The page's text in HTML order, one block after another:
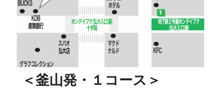
＜釜山発・１コース＞